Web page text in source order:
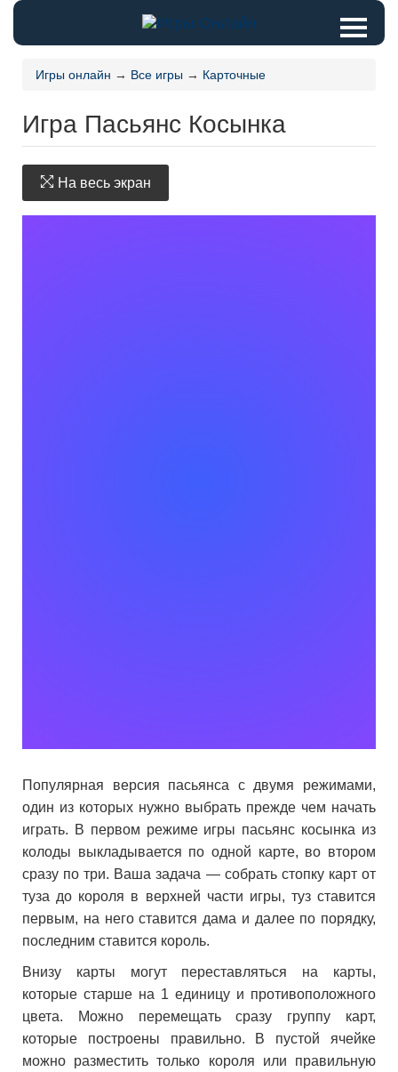
Игры онлайн → Все игры → Карточные
Игра Пасьянс Косынка
На весь экран
Популярная версия пасьянса с двумя режимами,
один из которых нужно выбрать прежде чем начать
играть. В первом режиме игры пасьянс косынка из
колоды выкладывается по одной карте, во втором
сразу по три. Ваша задача — собрать стопку карт от
туза до короля в верхней части игры, туз ставится
первым, на него ставится дама и далее по порядку,
последним ставится король.
Внизу карты могут переставляться на карты,
которые старше на 1 единицу и противоположного
цвета. Можно перемещать сразу группу карт,
которые построены правильно. В пустой ячейке
можно разместить только короля или правильную